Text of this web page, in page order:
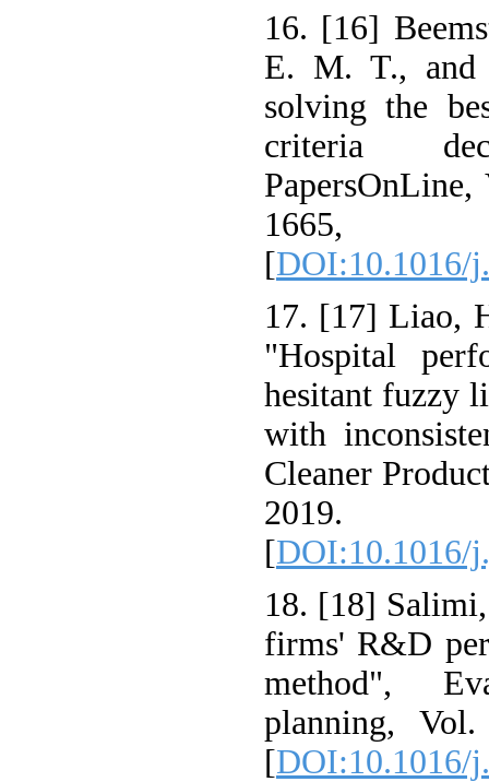
16. [16]
E. M. T., and
solving the
criteria
[DOI:10.1016/
17. [17] Liao,
"Hospital
hesitant fuzzy
with
Cleaner
2019.
[DOI:10.1016/
18. [18]
firms' R&D
method",
planning,
[DOI:10.1016/